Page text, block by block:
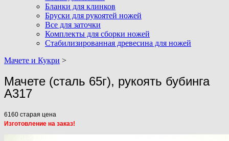
Бланки для клинков
Бруски для рукоятей ножей
Все для заточки
Комплекты для сборки ножей
Стабилизированная древесина для ножей
Мачете и Кукри >
Мачете (сталь 65г), рукоять бубинга
A317
6160 старая цена
Изготовление на заказ!